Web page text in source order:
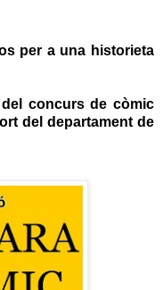
per a una historieta
concurs de còmic
del departament de